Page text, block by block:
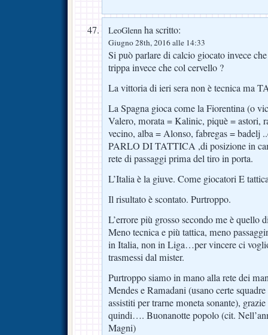
LeoGlenn ha scritto:
Giugno 28th, 2016 alle 14:33
Si può parlare di calcio giocato invece
trippa invece che col cervello ?
La vittoria di ieri sera non è tecnica ma
La Spagna gioca come la Fiorentina (o
Valero, morata = Kalinic, piquè = astori,
vecino, alba = Alonso, fabregas = badelj
PARLO DI TATTICA ,di posizione in
rete di passaggi prima del tiro in porta.
L’Italia è la giuve. Come giocatori E
Il risultato è scontato. Purtroppo.
L’errore più grosso secondo me è quello
Meno tecnica e più tattica, meno
in Italia, non in Liga…per vincere ci
trasmessi dal mister.
Purtroppo siamo in mano alla rete dei
Mendes e Ramadani (usano certe
assistiti per trarne moneta sonante),
quindi…. Buonanotte popolo (cit.
Magni)